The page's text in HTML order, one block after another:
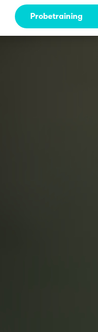
Probetraining